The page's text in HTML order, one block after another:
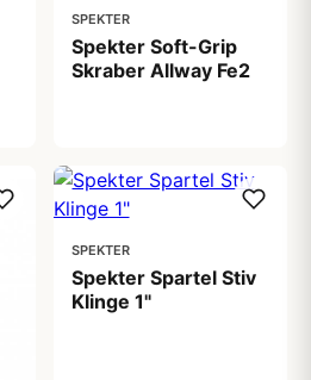
SPEKTER
Spekter Soft-Grip
Skraber Allway Fe2
SPEKTER
Spekter Spartel Stiv
Klinge 1"